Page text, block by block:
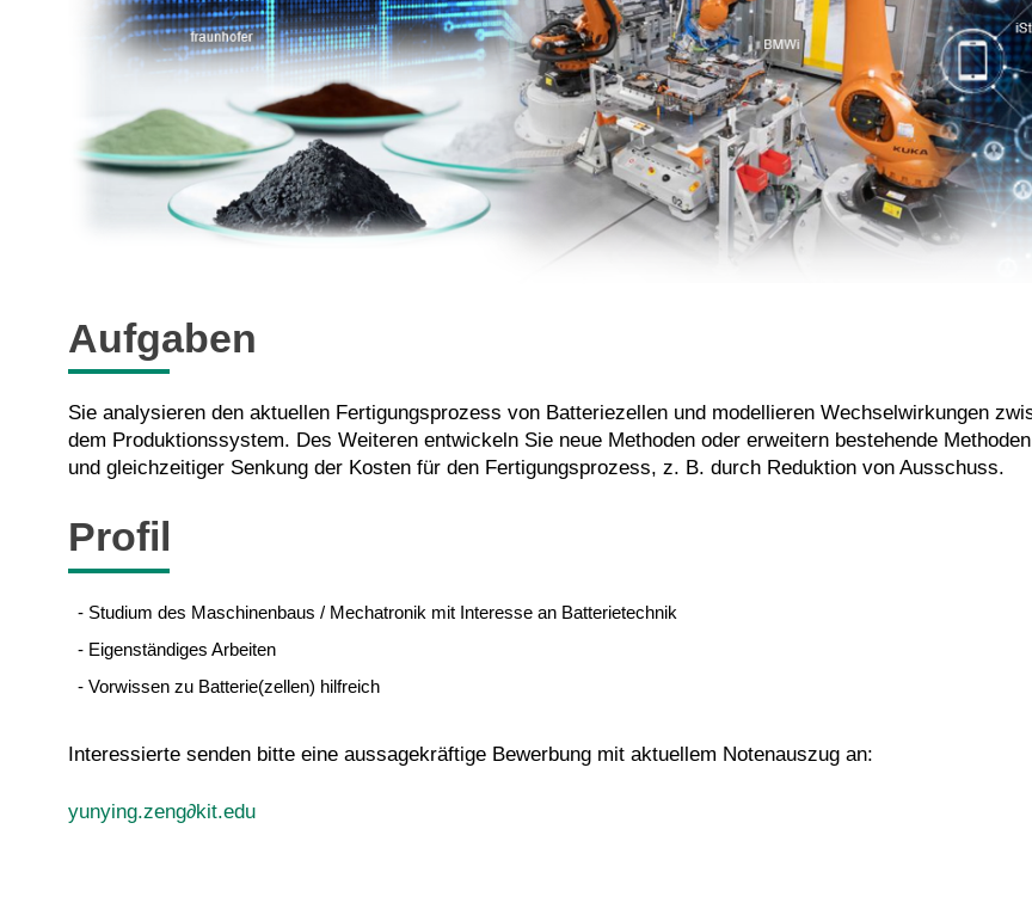
Aufgaben
Sie analysieren den aktuellen Fertigungsprozess von Batteriezellen und modellieren Wechselwirkungen
dem Produktionssystem. Des Weiteren entwickeln Sie neue Methoden oder erweitern bestehende
und gleichzeitiger Senkung der Kosten für den Fertigungsprozess, z. B. durch Reduktion von Ausschuss.
Profil
- Studium des Maschinenbaus / Mechatronik mit Interesse an Batterietechnik
- Eigenständiges Arbeiten
- Vorwissen zu Batterie(zellen) hilfreich
Interessierte senden bitte eine aussagekräftige Bewerbung mit aktuellem Notenauszug an:
yunying.zeng∂kit.edu